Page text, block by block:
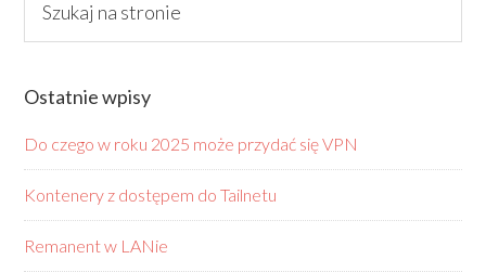
Ostatnie wpisy
Do czego w roku 2025 może przydać się VPN
Kontenery z dostępem do Tailnetu
Remanent w LANie